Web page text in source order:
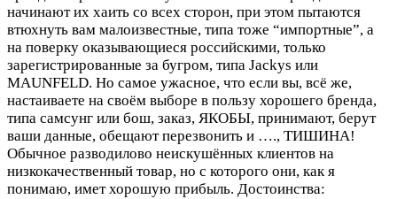
начинают их хаить со всех сторон, при этом пытаются
втюхнуть вам малоизвестные, типа тоже “импортные”, а
на поверку оказывающиеся российскими, только
зарегистрированные за бугром, типа Jackys или
MAUNFELD. Но самое ужасное, что если вы, всё же,
настаиваете на своём выборе в пользу хорошего бренда,
типа самсунг или бош, заказ, ЯКОБЫ, принимают, берут
ваши данные, обещают перезвонить и …., ТИШИНА!
Обычное разводилово неискушённых клиентов на
низкокачественный товар, но с которого они, как я
понимаю, имет хорошую прибыль. Достоинства: